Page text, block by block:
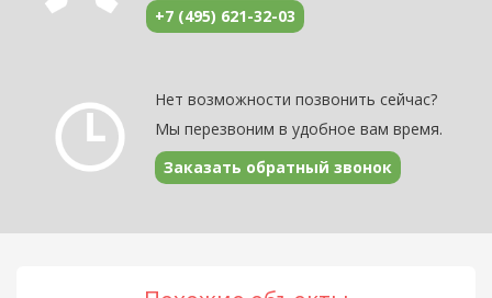
+7 (495) 621-32-03
Нет возможности позвонить сейчас?
Мы перезвоним в удобное вам время.
Заказать обратный звонок